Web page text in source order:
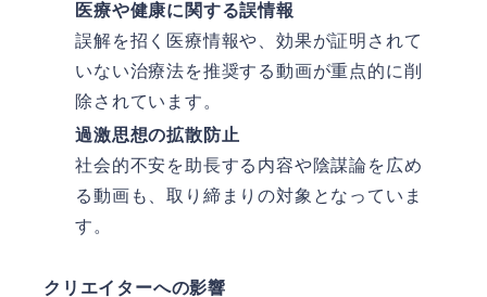
医療や健康に関する誤情報
誤解を招く医療情報や、効果が証明されて
いない治療法を推奨する動画が重点的に削
除されています。
過激思想の拡散防止
社会的不安を助長する内容や陰謀論を広め
る動画も、取り締まりの対象となっていま
す。
クリエイターへの影響